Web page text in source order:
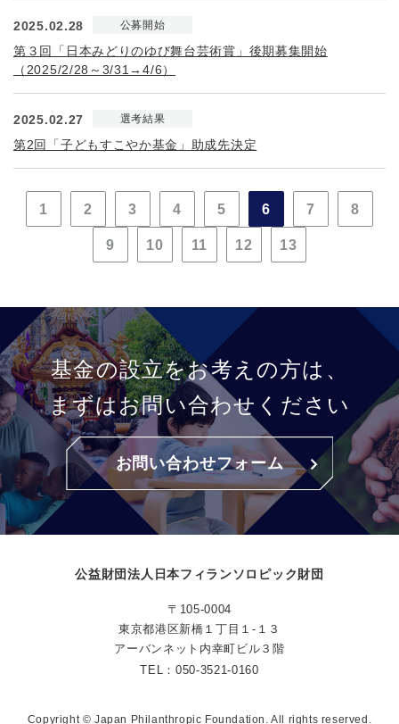
2025.02.28 公募開始
第３回「日本みどりのゆび舞台芸術賞」後期募集開始
（2025/2/28～3/31→4/6）
2025.02.27 選考結果
第2回「子どもすこやか基金」助成先決定
1 2 3 4 5 6 7 8
9 10 11 12 13
基金の設立をお考えの方は、
まずはお問い合わせください
お問い合わせフォーム
公益財団法人日本フィランソロピック財団
〒105-0004
東京都港区新橋１丁目１-１３
アーバンネット内幸町ビル３階
TEL：050-3521-0160
Copyright © Japan Philanthropic Foundation. All rights reserved.